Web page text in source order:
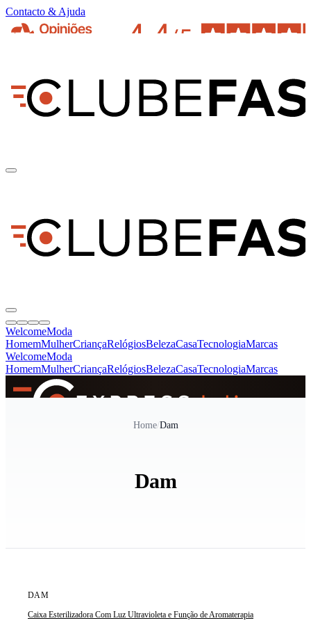
Contacto & Ajuda
WelcomeModa
HomemMulherCriançaRelógiosBelezaCasaTecnologiaMarcas
WelcomeModa
HomemMulherCriançaRelógiosBelezaCasaTecnologiaMarcas
Home/Dam
Dam
DAM
Caixa Esterilizadora Com Luz Ultravioleta e Função de Aromaterapia